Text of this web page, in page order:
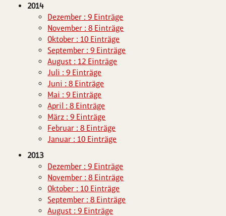
2014
Dezember : 9 Einträge
November : 8 Einträge
Oktober : 10 Einträge
September : 9 Einträge
August : 12 Einträge
Juli : 9 Einträge
Juni : 8 Einträge
Mai : 9 Einträge
April : 8 Einträge
März : 9 Einträge
Februar : 8 Einträge
Januar : 10 Einträge
2013
Dezember : 9 Einträge
November : 8 Einträge
Oktober : 10 Einträge
September : 8 Einträge
August : 9 Einträge